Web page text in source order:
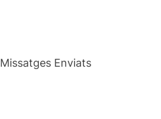
Missatges Enviats